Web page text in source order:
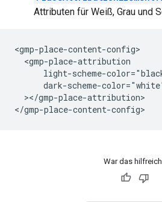
Attributen für Weiß, Grau und
<gmp-place-content-config>
  <gmp-place-attribution
light-scheme-
dark-scheme-
  ></gmp-place-attribution>
</gmp-place-content-config>
War das